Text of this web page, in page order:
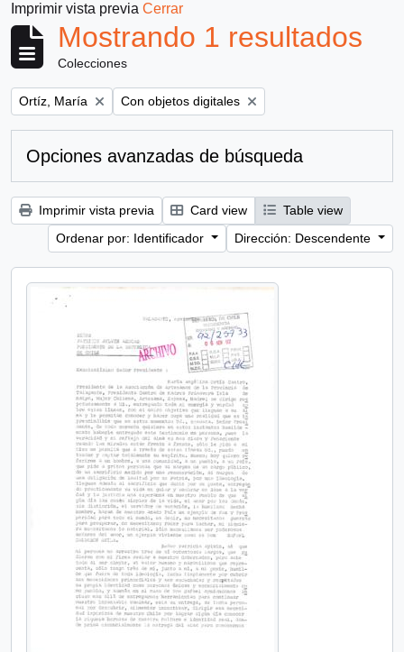
Imprimir vista previa Cerrar
Mostrando 1 resultados
Colecciones
Remove filter:
Ortíz, María Remove filter:
Con objetos digitales
Opciones avanzadas de búsqueda
Imprimir vista previa Card view
Table view
Ordenar por: Identificador
Dirección: Descendente